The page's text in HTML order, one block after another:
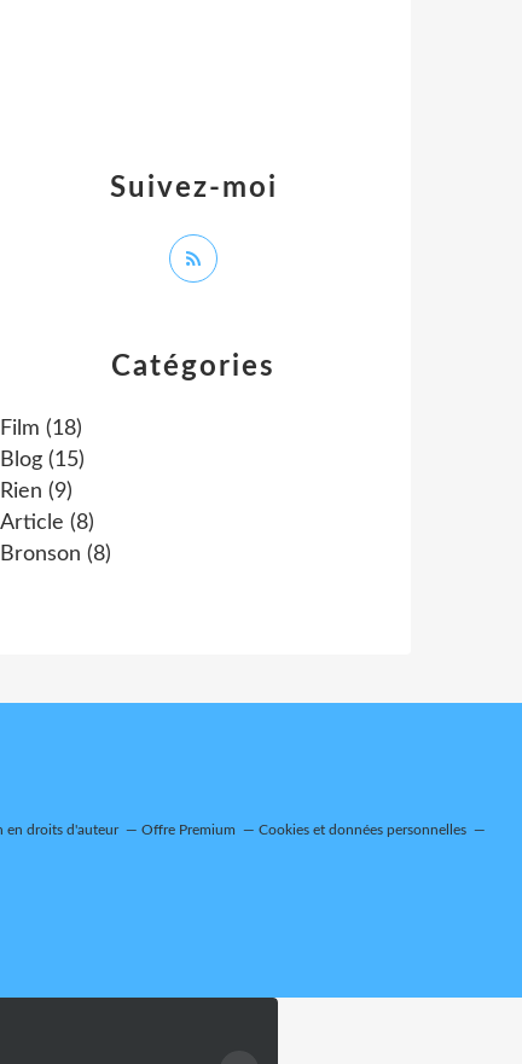
Catégories
Film (18)
Blog (15)
Rien (9)
Article (8)
Bronson (8)
Suivez-moi
en droits d'auteur Offre Premium Cookies et données personnelles